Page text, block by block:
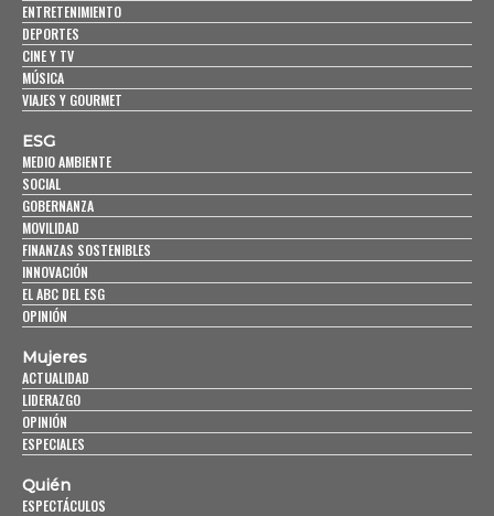
ENTRETENIMIENTO
DEPORTES
CINE Y TV
MÚSICA
VIAJES Y GOURMET
ESG
MEDIO AMBIENTE
SOCIAL
GOBERNANZA
MOVILIDAD
FINANZAS SOSTENIBLES
INNOVACIÓN
EL ABC DEL ESG
OPINIÓN
Mujeres
ACTUALIDAD
LIDERAZGO
OPINIÓN
ESPECIALES
Quién
ESPECTÁCULOS